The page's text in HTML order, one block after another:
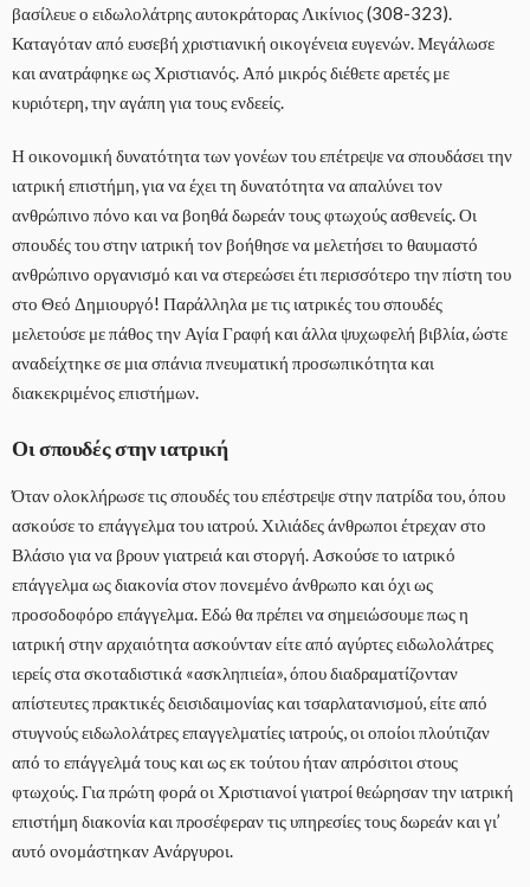
βασίλευε ο ειδωλολάτρης αυτοκράτορας Λικίνιος (308-323).
Καταγόταν από ευσεβή χριστιανική οικογένεια ευγενών. Μεγάλωσε
και ανατράφηκε ως Χριστιανός. Από μικρός διέθετε αρετές με
κυριότερη, την αγάπη για τους ενδεείς.
Η οικονομική δυνατότητα των γονέων του επέτρεψε να σπουδάσει την
ιατρική επιστήμη, για να έχει τη δυνατότητα να απαλύνει τον
ανθρώπινο πόνο και να βοηθά δωρεάν τους φτωχούς ασθενείς. Οι
σπουδές του στην ιατρική τον βοήθησε να μελετήσει το θαυμαστό
ανθρώπινο οργανισμό και να στερεώσει έτι περισσότερο την πίστη του
στο Θεό Δημιουργό! Παράλληλα με τις ιατρικές του σπουδές
μελετούσε με πάθος την Αγία Γραφή και άλλα ψυχωφελή βιβλία, ώστε
αναδείχτηκε σε μια σπάνια πνευματική προσωπικότητα και
διακεκριμένος επιστήμων.
Οι σπουδές στην ιατρική
Όταν ολοκλήρωσε τις σπουδές του επέστρεψε στην πατρίδα του, όπου
ασκούσε το επάγγελμα του ιατρού. Χιλιάδες άνθρωποι έτρεχαν στο
Βλάσιο για να βρουν γιατρειά και στοργή. Ασκούσε το ιατρικό
επάγγελμα ως διακονία στον πονεμένο άνθρωπο και όχι ως
προσοδοφόρο επάγγελμα. Εδώ θα πρέπει να σημειώσουμε πως η
ιατρική στην αρχαιότητα ασκούνταν είτε από αγύρτες ειδωλολάτρες
ιερείς στα σκοταδιστικά «ασκληπιεία», όπου διαδραματίζονταν
απίστευτες πρακτικές δεισιδαιμονίας και τσαρλατανισμού, είτε από
στυγνούς ειδωλολάτρες επαγγελματίες ιατρούς, οι οποίοι πλούτιζαν
από το επάγγελμά τους και ως εκ τούτου ήταν απρόσιτοι στους
φτωχούς. Για πρώτη φορά οι Χριστιανοί γιατροί θεώρησαν την ιατρική
επιστήμη διακονία και προσέφεραν τις υπηρεσίες τους δωρεάν και γι’
αυτό ονομάστηκαν Ανάργυροι.